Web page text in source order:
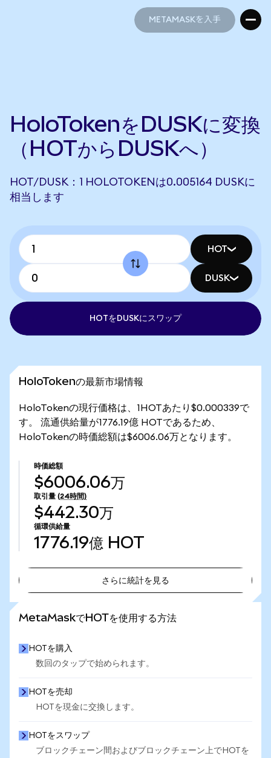
METAMASKを入手
HoloTokenをDUSKに変換
（HOTからDUSKへ）
HOT/DUSK：1 HOLOTOKENは0.005164 DUSKに
相当します
HOT
DUSK
HOTをDUSKにスワップ
HoloTokenの最新市場情報
HoloTokenの現行価格は、1HOTあたり$0.000339で
す。 流通供給量が1776.19億 HOTであるため、
HoloTokenの時価総額は$6006.06万となります。
時価総額
$6006.06万
取引量 (24時間)
$442.30万
循環供給量
1776.19億 HOT
さらに統計を見る
MetaMaskでHOTを使用する方法
HOTを購入
数回のタップで始められます。
HOTを売却
HOTを現金に交換します。
HOTをスワップ
ブロックチェーン間およびブロックチェーン上でHOTを